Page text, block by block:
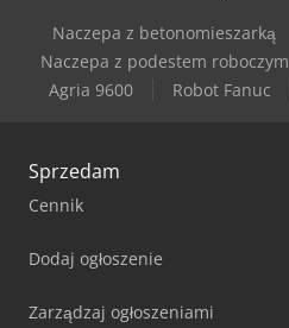
Naczepa z betonomieszarką
Naczepa z podestem roboczym
Agria 9600
Robot Fanuc
Sprzedam
Cennik
Dodaj ogłoszenie
Zarządzaj ogłoszeniami